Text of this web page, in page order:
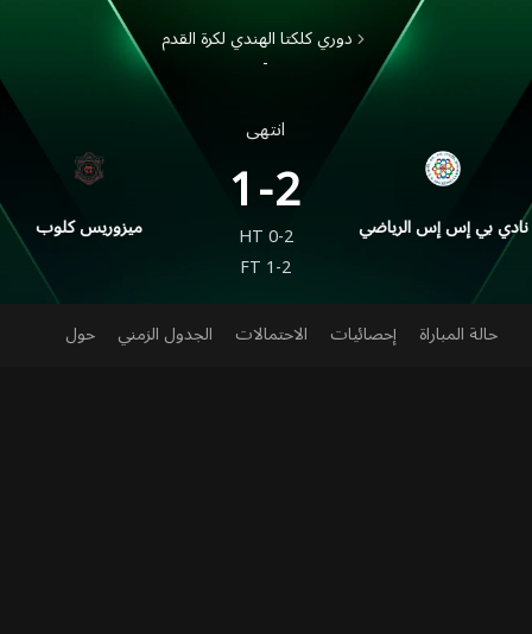
ميزوريس كلوب
دوري كلكتا الهندي لكرة القدم
-
انتهى
1-2
HT0-2
FT1-2
نادي بي إس إس الرياضي
حالة المباراة إحصائيات الاحتمالات الجدول الزمني حول